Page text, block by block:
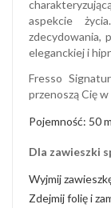
aspekcie
zdecydowania,
eleganckiej i
Fresso
przenoszą Cię
Pojemność: 50
Dla zawieszki
Wyjmij
Zdejmij folię i